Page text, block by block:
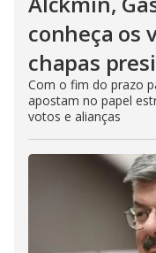
conheça os
chapas
Com o fim do prazo
apostam no papel
votos e alianças